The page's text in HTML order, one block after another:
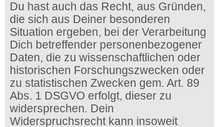
Du hast auch das Recht, aus Gründen,
die sich aus Deiner besonderen
Situation ergeben, bei der Verarbeitung
Dich betreffender personenbezogener
Daten, die zu wissenschaftlichen oder
historischen Forschungszwecken oder
zu statistischen Zwecken gem. Art. 89
Abs. 1 DSGVO erfolgt, dieser zu
widersprechen. Dein
Widerspruchsrecht kann insoweit